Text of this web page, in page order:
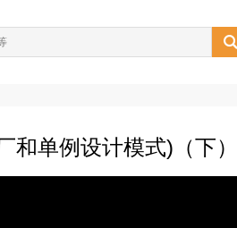

和单例设计模式)（下）